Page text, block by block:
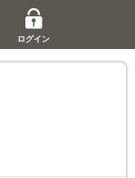
ログイン